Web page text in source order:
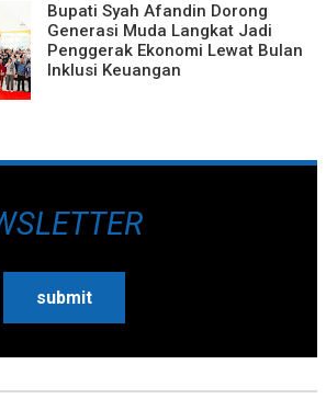
Bupati Syah Afandin Dorong
Generasi Muda Langkat Jadi
Penggerak Ekonomi Lewat Bulan
Inklusi Keuangan